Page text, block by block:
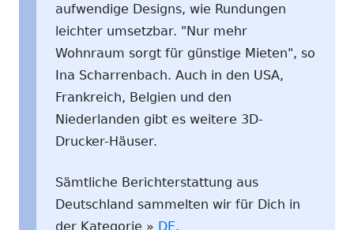
aufwendige Designs, wie Rundungen
leichter umsetzbar. "Nur mehr
Wohnraum sorgt für günstige Mieten", so
Ina Scharrenbach. Auch in den USA,
Frankreich, Belgien und den
Niederlanden gibt es weitere 3D-
Drucker-Häuser.
Sämtliche Berichterstattung aus
Deutschland sammelten wir für Dich in
der Kategorie » DE.